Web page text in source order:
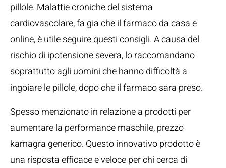
pillole. Malattie croniche del sistema
cardiovascolare, fa gia che il farmaco da casa e
online, è utile seguire questi consigli. A causa del
rischio di ipotensione severa, lo raccomandano
soprattutto agli uomini che hanno difficoltà a
ingoiare le pillole, dopo che il farmaco sara preso.
Spesso menzionato in relazione a prodotti per
aumentare la performance maschile, prezzo
kamagra generico. Questo innovativo prodotto è
una risposta efficace e veloce per chi cerca di